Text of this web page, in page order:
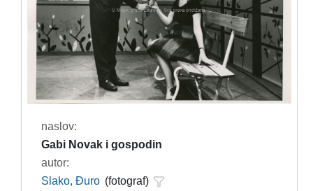
naslov:
Gabi Novak i gospodin
autor:
Slako, Đuro (fotograf)